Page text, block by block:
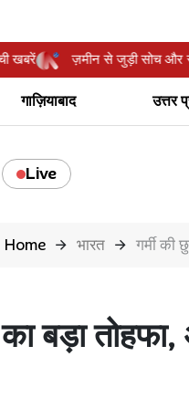
सच्ची खबरें ज़मीन से जुड़ी
गाज़ियाबाद उत्तर
Live
Home भारत गर्मी
का बड़ा